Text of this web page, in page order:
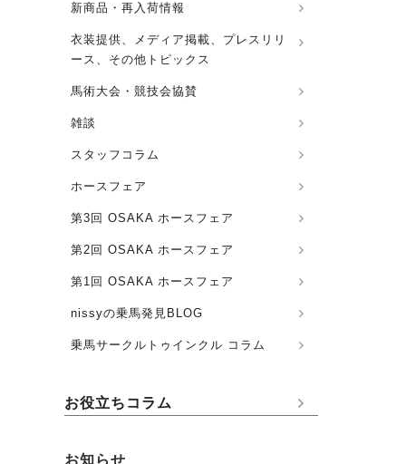
新商品・再入荷情報
衣装提供、メディア掲載、プレスリリ
ース、その他トピックス
馬術大会・競技会協賛
雑談
スタッフコラム
ホースフェア
第3回 OSAKA ホースフェア
第2回 OSAKA ホースフェア
第1回 OSAKA ホースフェア
nissyの乗馬発見BLOG
乗馬サークルトゥインクル コラム
お役立ちコラム
お知らせ